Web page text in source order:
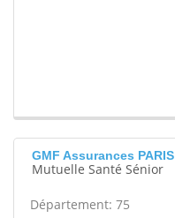
GMF Assurances PARIS
Mutuelle Santé Sénior
Département: 75